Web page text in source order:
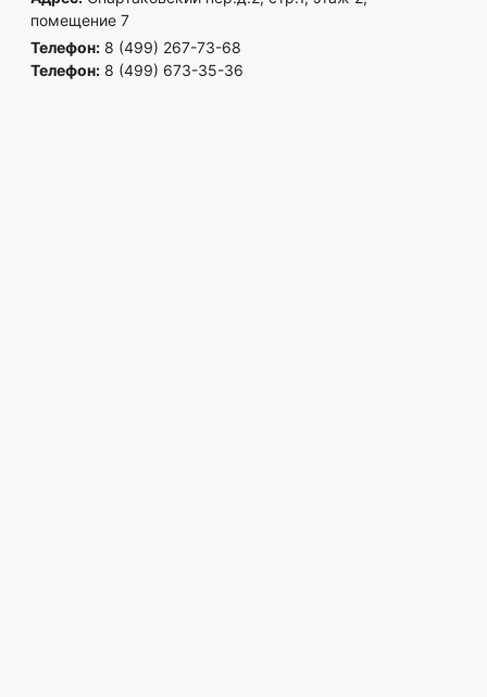
помещение 7
Телефон: 8 (499) 267-73-68
Телефон: 8 (499) 673-35-36